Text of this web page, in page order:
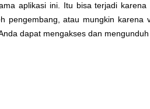
aplikasi ini. Itu bisa terjadi karena
pengembang, atau mungkin karena
dapat mengakses dan